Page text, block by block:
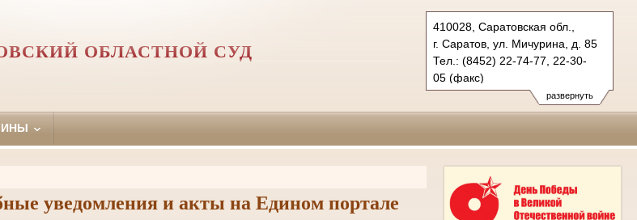
развернуть
410028, Саратовская обл.,
г. Саратов, ул. Мичурина, д. 85
Тел.: (8452) 22-74-77, 22-30-
05 (факс)
oblsud.sar@sudrf.ru
ОБЛАСТНОЙ СУД
уведомления и акты на Едином портале